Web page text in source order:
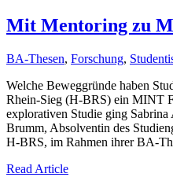
Mit Mentoring zu
BA-Thesen, Forschung,
Welche Beweggründe haben
Rhein-Sieg (H-BRS) ein MINT
explorativen Studie ging
Brumm, Absolventin des
H-BRS, im Rahmen ihrer BA-
Read Article